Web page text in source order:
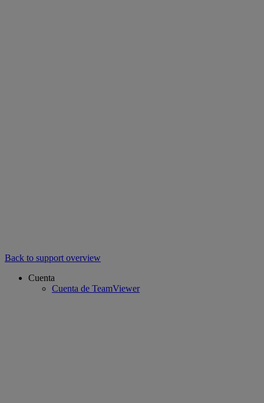
Back to support overview
Cuenta
Cuenta de TeamViewer